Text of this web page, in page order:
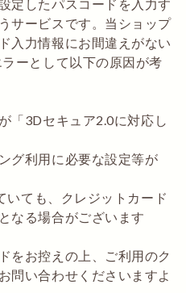
定したパスコードを入力す
サービスです。当ショップ
入力情報にお間違えがない
ーとして以下の原因が考
「3Dセキュア2.0に対応し
グ利用に必要な設定等が
いても、クレジットカード
なる場合がございます
をお控えの上、ご利用のク
問い合わせくださいますよ